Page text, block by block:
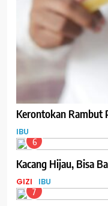
Kerontokan Rambut
IBU
6
Kacang Hijau, Bisa
GIZI IBU
7